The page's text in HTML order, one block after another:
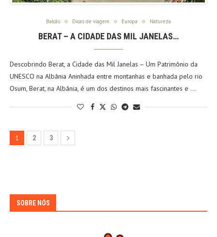
Balcãs Dicas de viagem Europa Natureza
BERAT – A CIDADE DAS MIL JANELAS…
Descobrindo Berat, a Cidade das Mil Janelas – Um Patrimônio da
UNESCO na Albânia Aninhada entre montanhas e banhada pelo rio
Osum, Berat, na Albânia, é um dos destinos mais fascinantes e …
1 2 3
SOBRE NÓS